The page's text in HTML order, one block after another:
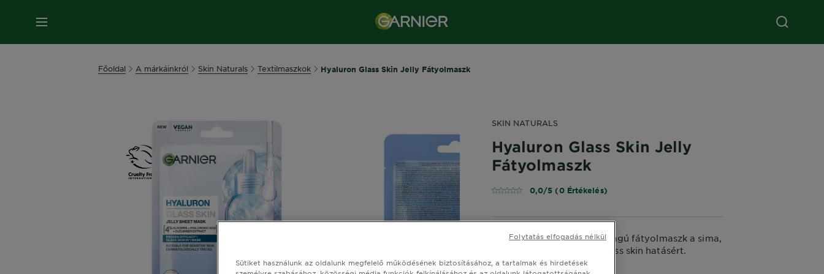
MENÜ
Főoldal A márkáinkról Skin Naturals Textilmaszkok Hyaluron Glass Skin Jelly Fátyolmaszk
SKIN NATURALS
Hyaluron Glass Skin Jelly
Fátyolmaszk
0,0/5 (0 Értékelés)
Mélyen hidratáló zselés állagú fátyolmaszk a sima,
ragyogó arcbőrért és a glass skin hatásért.
MÉRET 27 G
Sütiket használunk az oldalunk megfelelő működésének biztosításához, a tartalmak és hirdetések
Folytatás elfogadás nélkül